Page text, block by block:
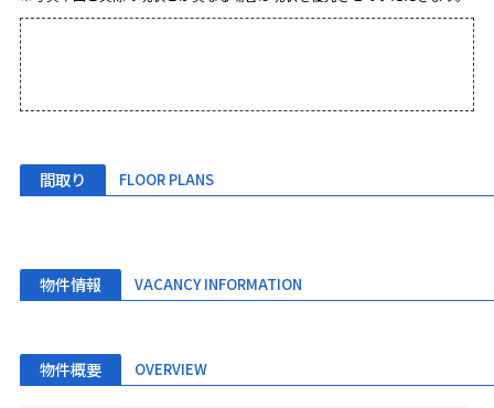
間取り FLOOR PLANS
物件情報 VACANCY INFORMATION
物件概要 OVERVIEW